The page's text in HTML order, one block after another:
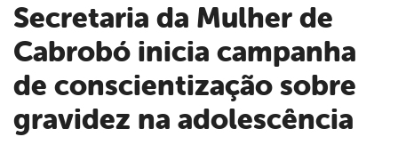
Secretaria da Mulher de
Cabrobó inicia campanha
de conscientização sobre
gravidez na adolescência